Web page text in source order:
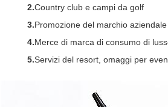
Country club e campi da golf
Promozione del marchio
Merce di marca di consumo di
Servizi del resort, omaggi per